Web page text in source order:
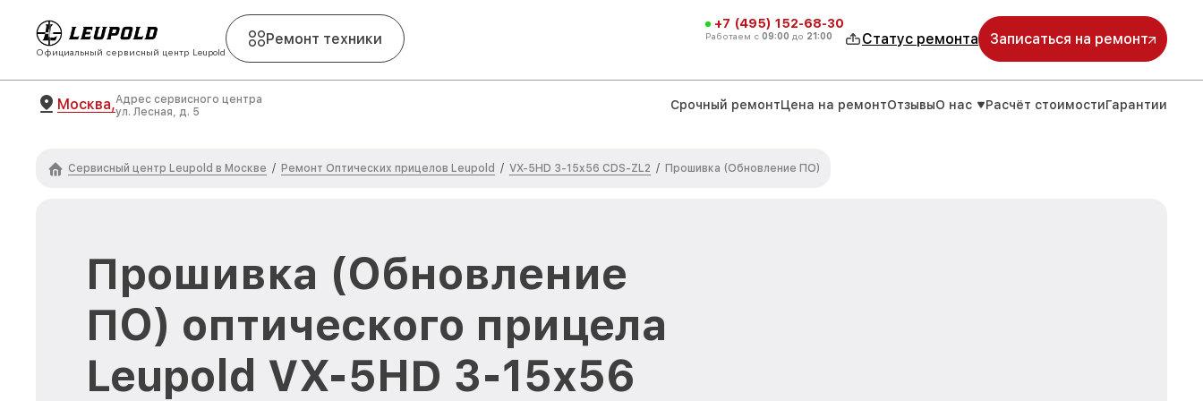
Официальный сервисный центр Leupold
Ремонт техники
+7 (495) 152-68-30
Работаем с 09:00 до 21:00 Статус ремонта Записаться на ремонт
Москва,Адрес сервисного центра
ул. Лесная, д. 5
Срочный ремонтЦена на ремонтОтзывыО нас Расчёт стоимостиГарантии
Сервисный центр Leupold в Москве / Ремонт Оптических прицелов Leupold / VX-5HD 3-15x56 CDS-ZL2 / Прошивка (Обновление ПО)
Прошивка (Обновление
ПО) оптического прицела
Leupold VX-5HD 3-15x56